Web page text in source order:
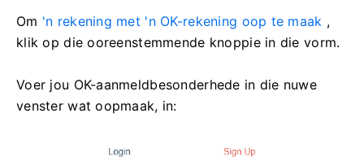
Om 'n rekening met 'n OK-rekening oop te maak ,
klik op die ooreenstemmende knoppie in die vorm.
Voer jou OK-aanmeldbesonderhede in die nuwe
venster wat oopmaak, in: